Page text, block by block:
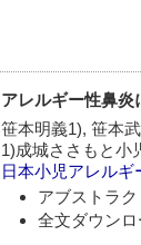
アレルギー性鼻炎
笹本明義1), 笹本
1)成城ささもと小
日本小児アレルギ
アブストラ
全文ダウンロ